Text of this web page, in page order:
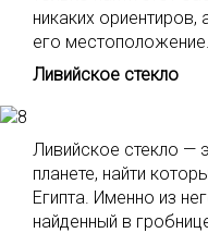
никаких
его местоположение.
Ливийское стекло
Ливийское стекло —
планете, найти
Египта. Именно из
найденный в